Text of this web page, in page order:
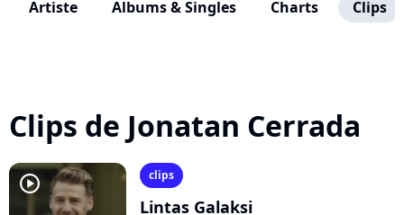
Artiste Albums & Singles Charts Clips
Clips de Jonatan Cerrada
player2 clips
Lintas Galaksi